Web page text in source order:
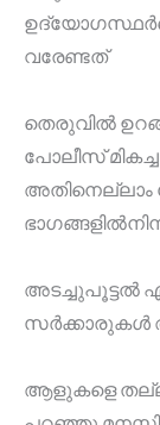
വരേണ്ടത്
തെരുവിൽ
പോലീസ്
അതിനെല്ലാം
അടച്ചുപൂട്ടൽ
സർക്കാരുകൾ
ആളുകളെ